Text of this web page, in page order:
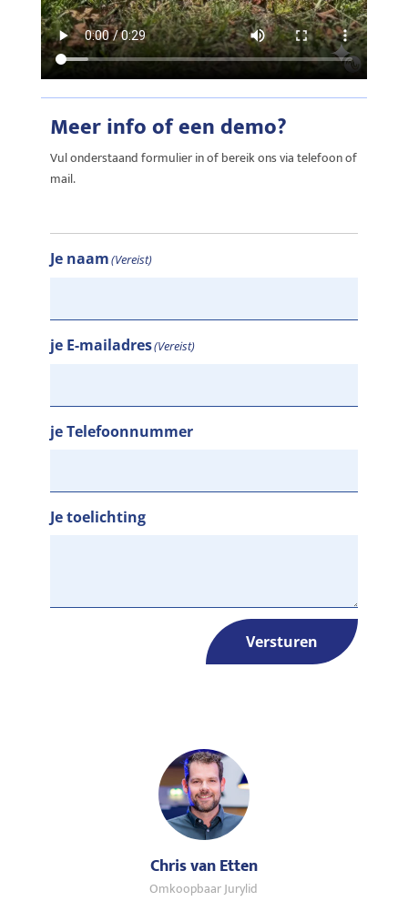
Meer info of een demo?
Vul onderstaand formulier in of bereik ons via telefoon of
mail.
Je naam(Vereist)
je E-mailadres(Vereist)
je Telefoonnummer
Je toelichting
Versturen
Chris van Etten
Omkoopbaar Jurylid